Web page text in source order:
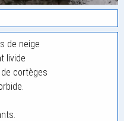
de neige
livide
cortèges